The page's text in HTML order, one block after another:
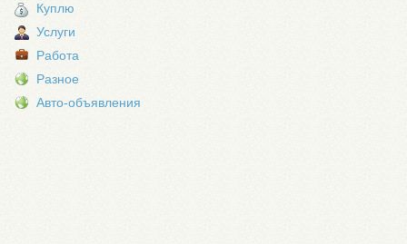
Куплю
Услуги
Работа
Разное
Авто-объявления